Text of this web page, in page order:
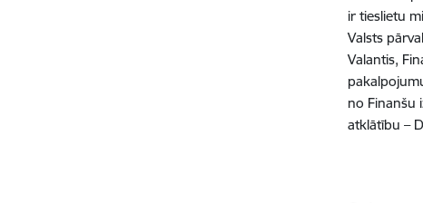
ir tieslietu
Valsts
Valantis,
no Finanšu
atklātību –